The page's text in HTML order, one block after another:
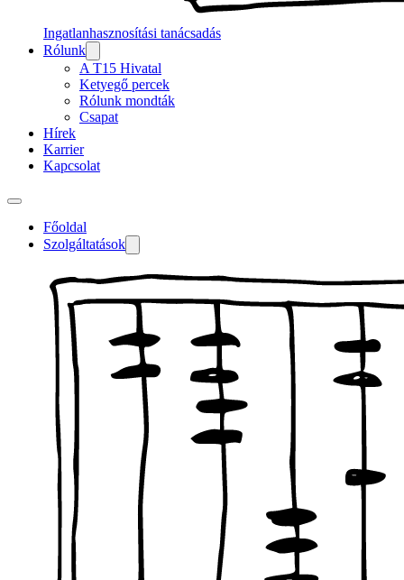
Ingatlanhasznosítási tanácsadás
Rólunk
A T15 Hivatal
Ketyegő percek
Rólunk mondták
Csapat
Hírek
Karrier
Kapcsolat
Főoldal
Szolgáltatások